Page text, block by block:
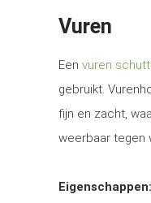
Vuren
Een vuren
gebruikt.
fijn en zacht,
weerbaar tegen
Eigenschappen: